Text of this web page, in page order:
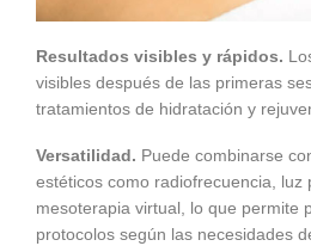
Resultados visibles y rápidos.
visibles después de las primeras
tratamientos de hidratación y
Versatilidad. Puede combinarse
estéticos como radiofrecuencia, luz
mesoterapia virtual, lo que permite
protocolos según las necesidades